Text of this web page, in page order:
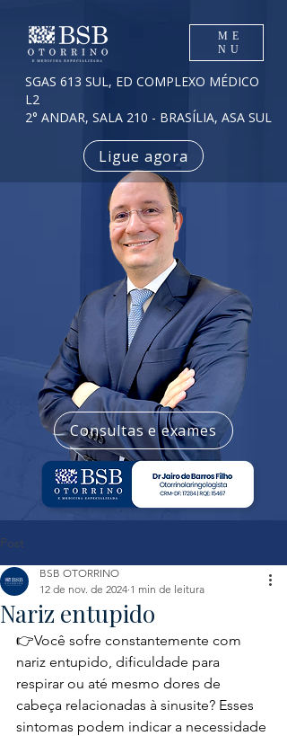
Consultas e exames
ME
NU
SGAS 613 SUL, ED COMPLEXO MÉDICO
L2
2° ANDAR, SALA 210 - BRASÍLIA, ASA SUL
Ligue agora
Post
Nariz entupido
BSB OTORRINO
12 de nov. de 2024 1 min de leitura
👉Você sofre constantemente com
nariz entupido, dificuldade para
respirar ou até mesmo dores de
cabeça relacionadas à sinusite? Esses
sintomas podem indicar a necessidade